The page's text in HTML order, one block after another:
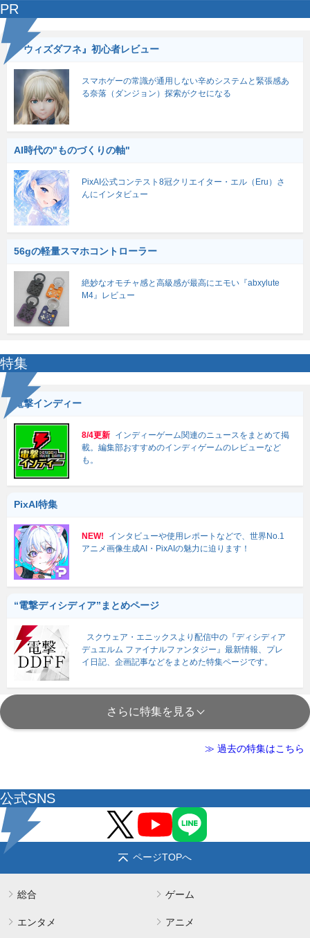
PR
『ウィズダフネ』初心者レビュー
スマホゲーの常識が通用しない辛めシステムと緊張感あ
る奈落（ダンジョン）探索がクセになる
AI時代の"ものづくりの軸"
PixAI公式コンテスト8冠クリエイター・エル（Eru）さ
んにインタビュー
56gの軽量スマホコントローラー
絶妙なオモチャ感と高級感が最高にエモい『abxylute
M4』レビュー
特集
電撃インディー
8/4更新 インディーゲーム関連のニュースをまとめて掲
載。編集部おすすめのインディゲームのレビューなど
も。
PixAI特集
NEW!
インタビューや使用レポートなどで、世界No.1
アニメ画像生成AI・PixAIの魅力に迫ります！
“電撃ディシディア”まとめページ
スクウェア・エニックスより配信中の『ディシディア
デュエルム ファイナルファンタジー』最新情報、プレ
イ日記、企画記事などをまとめた特集ページです。
さらに特集を見る
≫ 過去の特集はこちら
公式SNS
ページTOPへ
総合 ゲーム
エンタメ アニメ